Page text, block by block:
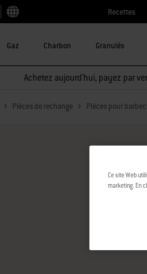
Choisir un pays
Recettes
Gaz Charbon Granulés
Achetez aujourd'hui, payez par
Pièces de rechange Pièces pour
Ce site Web
marketing. En